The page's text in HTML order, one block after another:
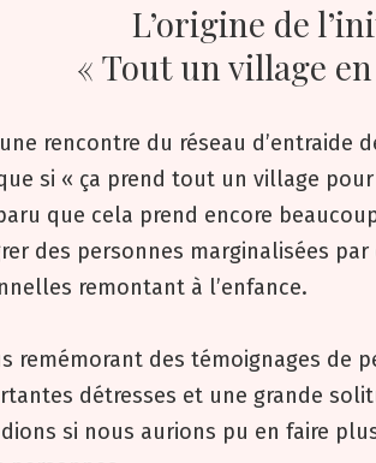
L’origine de
« Tout un village
rencontre du réseau d’entraide
si « ça prend tout un village
que cela prend encore
des personnes marginalisées
remontant à l’enfance.
remémorant des témoignages de
détresses et une grande
si nous aurions pu en faire